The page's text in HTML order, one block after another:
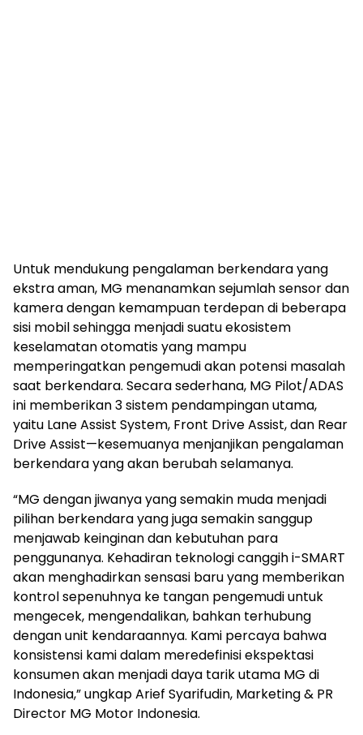
Untuk mendukung pengalaman berkendara yang
ekstra aman, MG menanamkan sejumlah sensor dan
kamera dengan kemampuan terdepan di beberapa
sisi mobil sehingga menjadi suatu ekosistem
keselamatan otomatis yang mampu
memperingatkan pengemudi akan potensi masalah
saat berkendara. Secara sederhana, MG Pilot/ADAS
ini memberikan 3 sistem pendampingan utama,
yaitu Lane Assist System, Front Drive Assist, dan Rear
Drive Assist—kesemuanya menjanjikan pengalaman
berkendara yang akan berubah selamanya.
“MG dengan jiwanya yang semakin muda menjadi
pilihan berkendara yang juga semakin sanggup
menjawab keinginan dan kebutuhan para
penggunanya. Kehadiran teknologi canggih i-SMART
akan menghadirkan sensasi baru yang memberikan
kontrol sepenuhnya ke tangan pengemudi untuk
mengecek, mengendalikan, bahkan terhubung
dengan unit kendaraannya. Kami percaya bahwa
konsistensi kami dalam meredefinisi ekspektasi
konsumen akan menjadi daya tarik utama MG di
Indonesia,” ungkap Arief Syarifudin, Marketing & PR
Director MG Motor Indonesia.